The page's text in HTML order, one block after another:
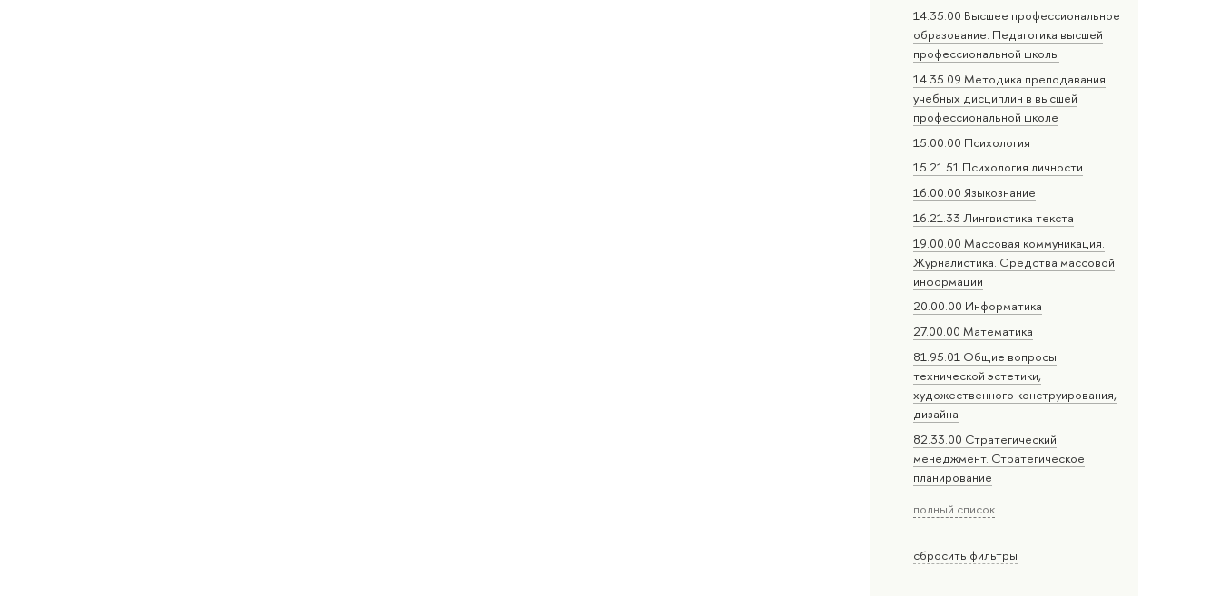
14.35.00 Высшее профессиональное
образование. Педагогика высшей
профессиональной школы
14.35.09 Методика преподавания
учебных дисциплин в высшей
профессиональной школе
15.00.00 Психология
15.21.51 Психология личности
16.00.00 Языкознание
16.21.33 Лингвистика текста
19.00.00 Массовая коммуникация.
Журналистика. Средства массовой
информации
20.00.00 Информатика
27.00.00 Математика
81.95.01 Общие вопросы
технической эстетики,
художественного конструирования,
дизайна
82.33.00 Стратегический
менеджмент. Стратегическое
планирование
полный список
сбросить фильтры